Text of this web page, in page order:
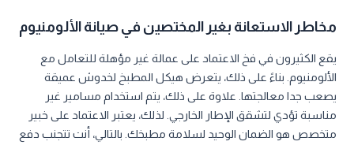
مخاطر الاستعانة بغير المختصين في صيانة الألومنيوم
يقع الكثيرون في فخ الاعتماد على عمالة غير مؤهلة للتعامل مع
الألومنيوم. بناءً على ذلك، يتعرض هيكل المطبخ لخدوش عميقة
يصعب جدا معالجتها. علاوة على ذلك، يتم استخدام مسامير غير
مناسبة تؤدي لتشقق الإطار الخارجي. لذلك، يعتبر الاعتماد على خبير
متخصص هو الضمان الوحيد لسلامة مطبخك. بالتالي، أنت تتجنب دفع